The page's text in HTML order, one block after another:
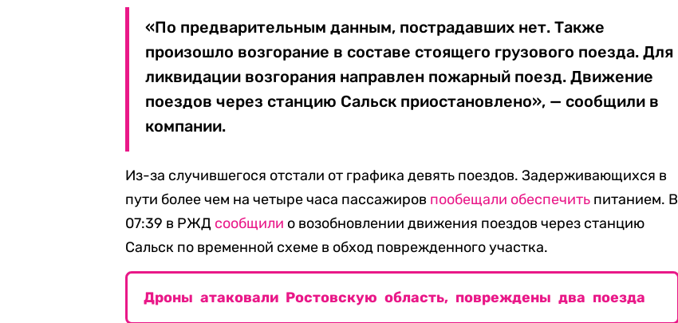
«По предварительным данным, пострадавших нет. Также
произошло возгорание в составе стоящего грузового поезда. Для
ликвидации возгорания направлен пожарный поезд. Движение
поездов через станцию Сальск приостановлено», — сообщили в
компании.
Из-за случившегося отстали от графика девять поездов. Задерживающихся в
пути более чем на четыре часа пассажиров пообещали обеспечить питанием. В
07:39 в РЖД сообщили о возобновлении движения поездов через станцию
Сальск по временной схеме в обход поврежденного участка.
Дроны атаковали Ростовскую область, повреждены два поезда